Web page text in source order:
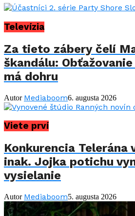
Televízia
Za tieto zábery čelí
škandálu:
má dohru
Autor Mediaboom6. augusta 2026
Viete prví
Konkurencia Telerána
inak. Jojka potichu
vysielanie
Autor Mediaboom5. augusta 2026